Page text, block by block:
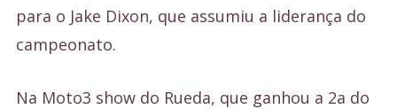
para o Jake Dixon, que assumiu a liderança do
campeonato.
Na Moto3 show do Rueda, que ganhou a 2a do